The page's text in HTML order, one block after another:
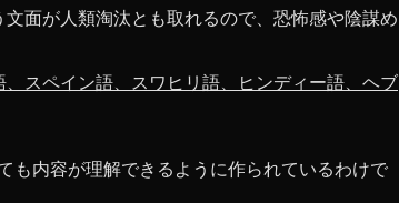
文面が人類淘汰とも取れるので、恐怖感や陰謀め
スペイン語、スワヒリ語、ヒンディー語、ヘブ
も内容が理解できるように作られているわけで